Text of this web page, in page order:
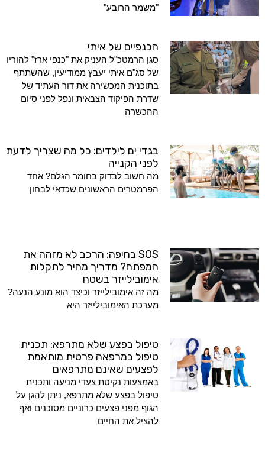
"משמר הרובע"
הכנפיים של איתי
סגן הרמטכ"ל העניק את "כנפי ארז" להוריו
של סג"ם איתי יעבץ ממודיעין, שהשתתף
בתוכנית המכשירה את דור העתיד של
שדרת הפיקוד הצבאית ונפל לפני סיום
ההכשרה
בגדי ים לילדים: כל מה שצריך לדעת
לפני הקנייה
מה חשוב לבדוק בחומר הגלם? אחד
הפרמטרים הראשונים שכדאי לבחון
SOS בחיפה: הרכב לא מזהה את
המפתח? מדריך מהיר לתקלות
אימובילייזר בשטח
מה זה אימובילייזר וכיצד הוא מונע הנעה?
מערכת האימובילייזר היא
טיפול בפצע שלא מתרפא: תכנית
טיפול במרפאה פרטית מותאמת
לפצעים שאינם מתרפאים
באמצעות נקיטת צעדי מניעה ותכנית
טיפול בפצע שלא מתרפא, ניתן להגן על
הגוף מפני פצעים כרוניים מסוכנים ואף
להציל את החיים